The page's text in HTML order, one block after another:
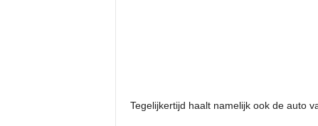
Tegelijkertijd haalt namelijk ook de auto